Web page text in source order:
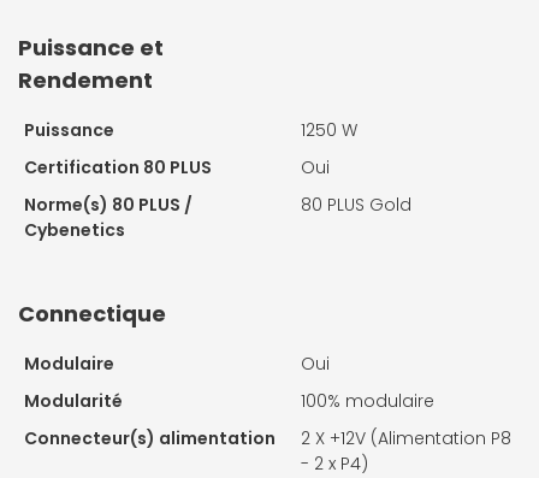
Puissance et
Rendement
Puissance
1250 W
Certification 80 PLUS
Oui
Norme(s) 80 PLUS /
Cybenetics
80 PLUS Gold
Connectique
Modulaire
Oui
Modularité
100% modulaire
Connecteur(s) alimentation
2 X +12V (Alimentation P8
- 2 x P4)